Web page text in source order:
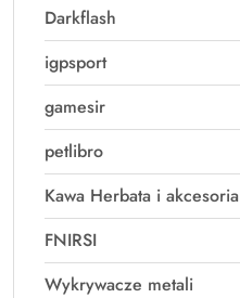
Darkflash
igpsport
gamesir
petlibro
Kawa Herbata i akcesoria
FNIRSI
Wykrywacze metali